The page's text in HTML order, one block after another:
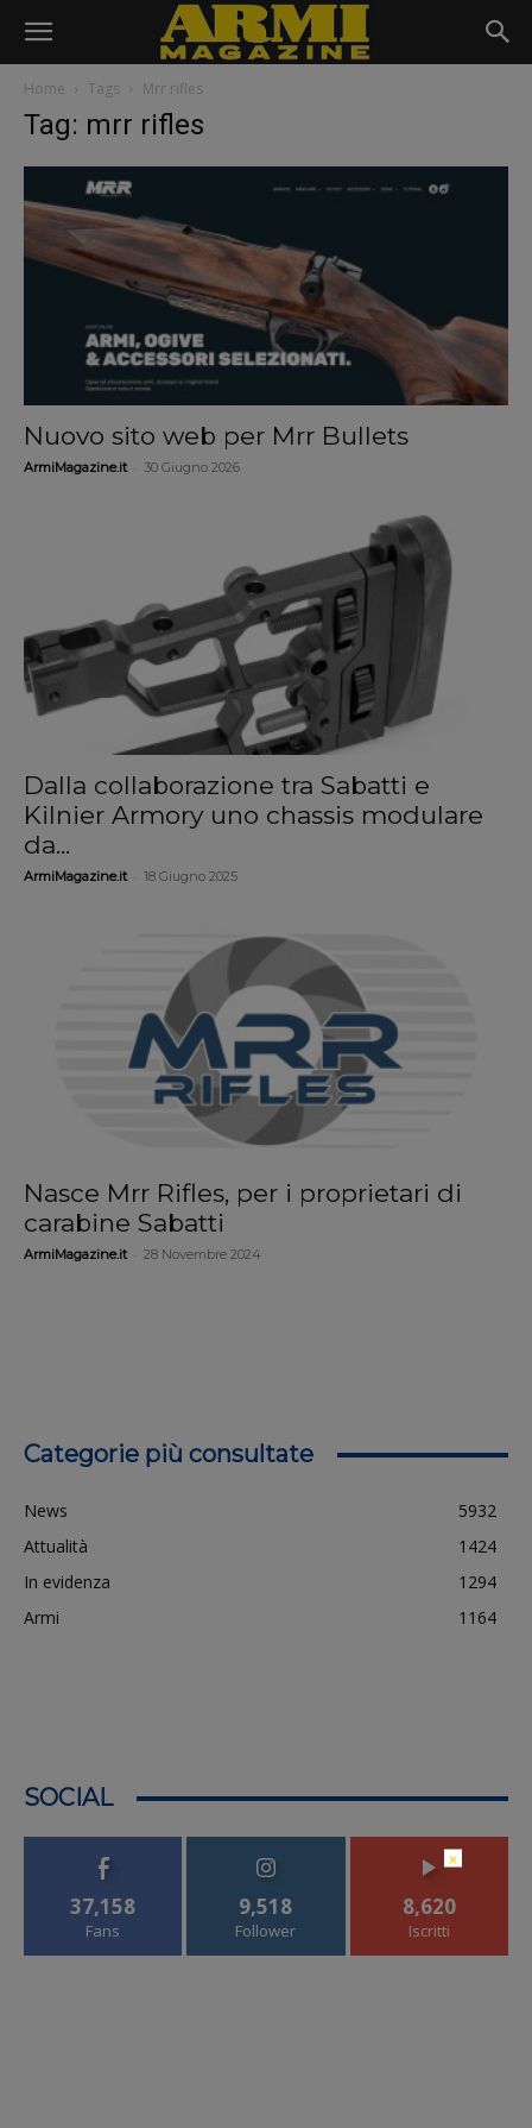
Home Tags Mrr rifles
Tag: mrr rifles
Nuovo sito web per Mrr Bullets
ArmiMagazine.it 30 Giugno 2026
Dalla collaborazione tra Sabatti e
Kilnier Armory uno chassis modulare
da...
ArmiMagazine.it 18 Giugno 2025
Nasce Mrr Rifles, per i proprietari di
carabine Sabatti
ArmiMagazine.it 28 Novembre 2024
Categorie più consultate
News
5932
Attualità
1424
In evidenza
1294
Armi
1164
SOCIAL
37,158
Fans
9,518
Follower
8,620
Iscritti
×